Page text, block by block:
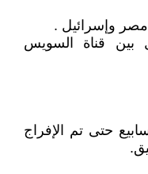
بين قناة السويس
حتى تم الإفراج